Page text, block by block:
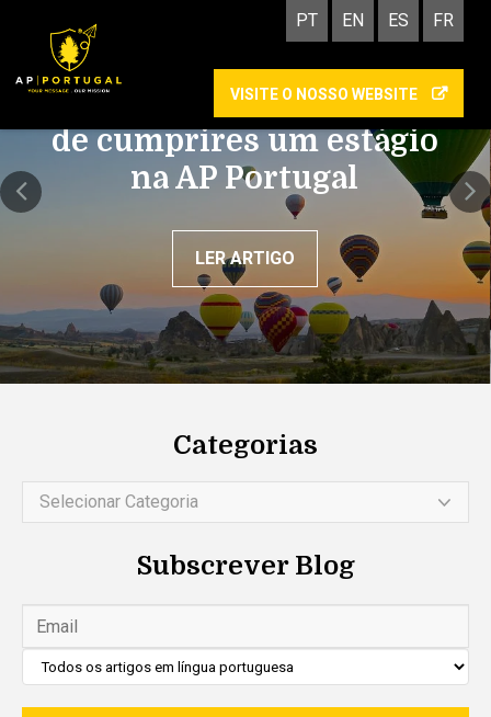
PT EN ES FR
VISITE O NOSSO WEBSITE
Academy: as vantagens
de cumprires um estágio
na AP Portugal
LER ARTIGO
Categorias
Selecionar Categoria
Subscrever Blog